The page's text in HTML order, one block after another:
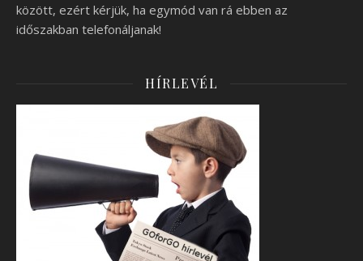
között, ezért kérjük, ha egymód van rá ebben az
időszakban telefonáljanak!
HÍRLEVÉL